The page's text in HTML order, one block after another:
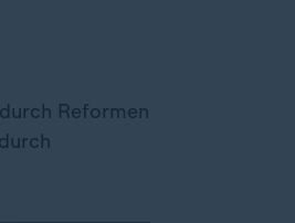
Reformen